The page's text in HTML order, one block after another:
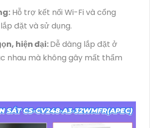
Hỗ trợ kết nối Wi-Fi và cổng
đặt và sử dụng.
hiện đại:Dễ dàng lắp đặt ở
nhau mà không gây mất thẩm